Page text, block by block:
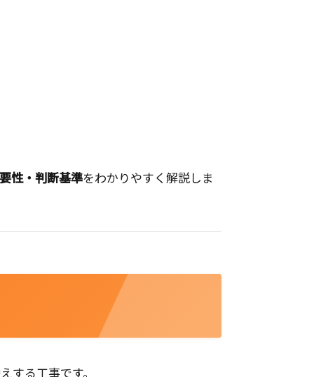
性・判断基準をわかりやすく解説しま
る工事です。